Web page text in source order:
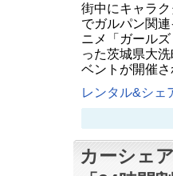
街中にキャラ
でガルパン関
ニメ「ガール
った茨城県大
ベントが開催
レンタル&シェ
カーシェ